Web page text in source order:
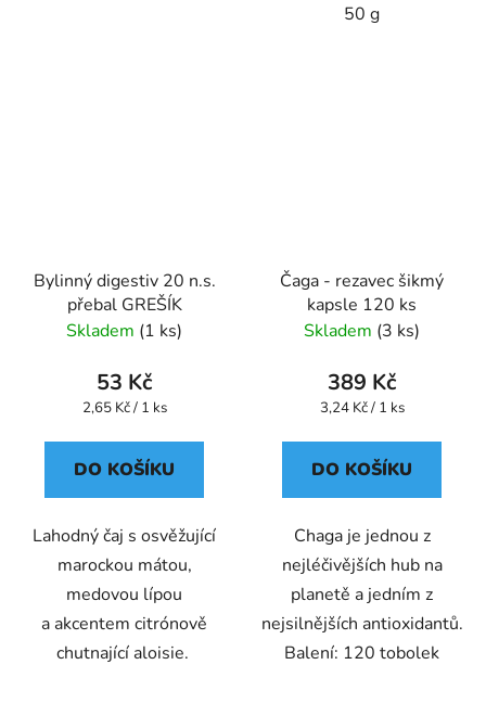
50 g
Bylinný digestiv 20 n.s.
přebal GREŠÍK
Skladem (1 ks)
53 Kč
Měrná
2,65 Kč / 1 ks
DO KOŠÍKU
Lahodný čaj s osvěžující
marockou mátou,
medovou lípou
a akcentem citrónově
chutnající aloisie.
Čaga - rezavec šikmý
kapsle 120 ks
Skladem (3 ks)
389 Kč
Měrná
3,24 Kč / 1 ks
DO KOŠÍKU
Chaga je jednou z
nejléčivějších hub na
planetě a jedním z
nejsilnějších antioxidantů.
Balení: 120 tobolek